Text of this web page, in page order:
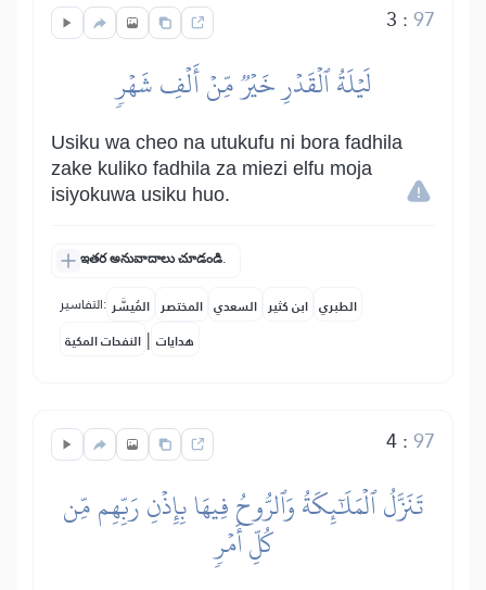
3 :97
لَيۡلَةُ ٱلۡقَدۡرِ خَيۡرٞ مِّنۡ أَلۡفِ شَهۡرٖ
Usiku wa cheo na utukufu ni bora fadhila
zake kuliko fadhila za miezi elfu moja
isiyokuwa usiku huo.
ఇతర అనువాదాలు చూడండి.
التفاسير: المُيسَّر المختصر السعدي ابن كثير الطبري
النفحات المكية | هدايات
4:97
تَنَزَّلُ ٱلۡمَلَٰٓئِكَةُ وَٱلرُّوحُ فِيهَا بِإِذۡنِ رَبِّهِم مِّن
كُلِّ أَمۡرٖ